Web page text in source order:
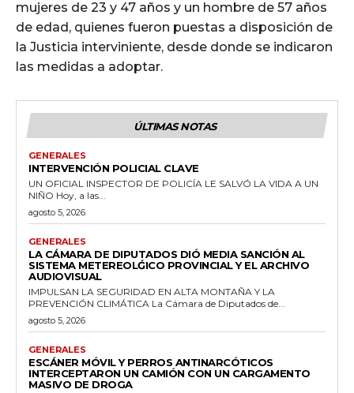
mujeres de 23 y 47 años y un hombre de 57 años
de edad, quienes fueron puestas a disposición de
la Justicia interviniente, desde donde se indicaron
las medidas a adoptar.
ÚLTIMAS NOTAS
GENERALES
INTERVENCIÓN POLICIAL CLAVE
UN OFICIAL INSPECTOR DE POLICÍA LE SALVÓ LA VIDA A UN
NIÑO Hoy, a las...
agosto 5, 2026
GENERALES
LA CÁMARA DE DIPUTADOS DIÓ MEDIA SANCIÓN AL
SISTEMA METEREOLǴICO PROVINCIAL Y EL ARCHIVO
AUDIOVISUAL
IMPULSAN LA SEGURIDAD EN ALTA MONTAÑA Y LA
PREVENCIÓN CLIMÁTICA La Cámara de Diputados de...
agosto 5, 2026
GENERALES
ESCÁNER MÓVIL Y PERROS ANTINARCÓTICOS
INTERCEPTARON UN CAMIÓN CON UN CARGAMENTO
MASIVO DE DROGA